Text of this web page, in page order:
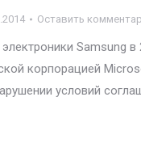
Оставить
Samsung
корпорацией
условий